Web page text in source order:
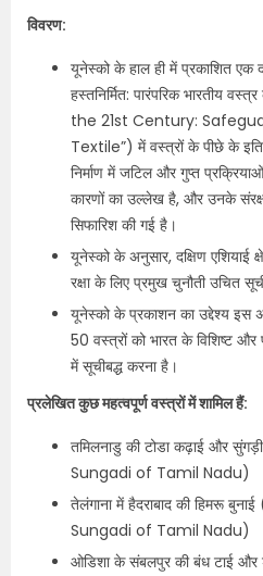
विवरण:
यूनेस्को के हाल ही में प्रकाशित एक
हस्तनिर्मित: पारंपरिक भारतीय
the 21st Century:
Textile”) में वस्त्रों के पीछे के
निर्माण में जटिल और गुप्त
कारणों का उल्लेख है, और उनके
सिफारिश की गई है।
यूनेस्को के अनुसार, दक्षिण एशियाई
रक्षा के लिए प्रमुख चुनौती उचित
यूनेस्को के प्रकाशन का उद्देश्य इस
50 वस्त्रों को भारत के विशिष्ट और
में सूचीबद्ध करना है।
प्रलेखित कुछ महत्वपूर्ण वस्त्रों में शामिल हैं:
तमिलनाडु की टोडा कढ़ाई और
Sungadi of Tamil Nadu)
तेलंगाना में हैदराबाद की हिमरू
Sungadi of Tamil Nadu)
ओडिशा के संबलपुर की बंध टाई